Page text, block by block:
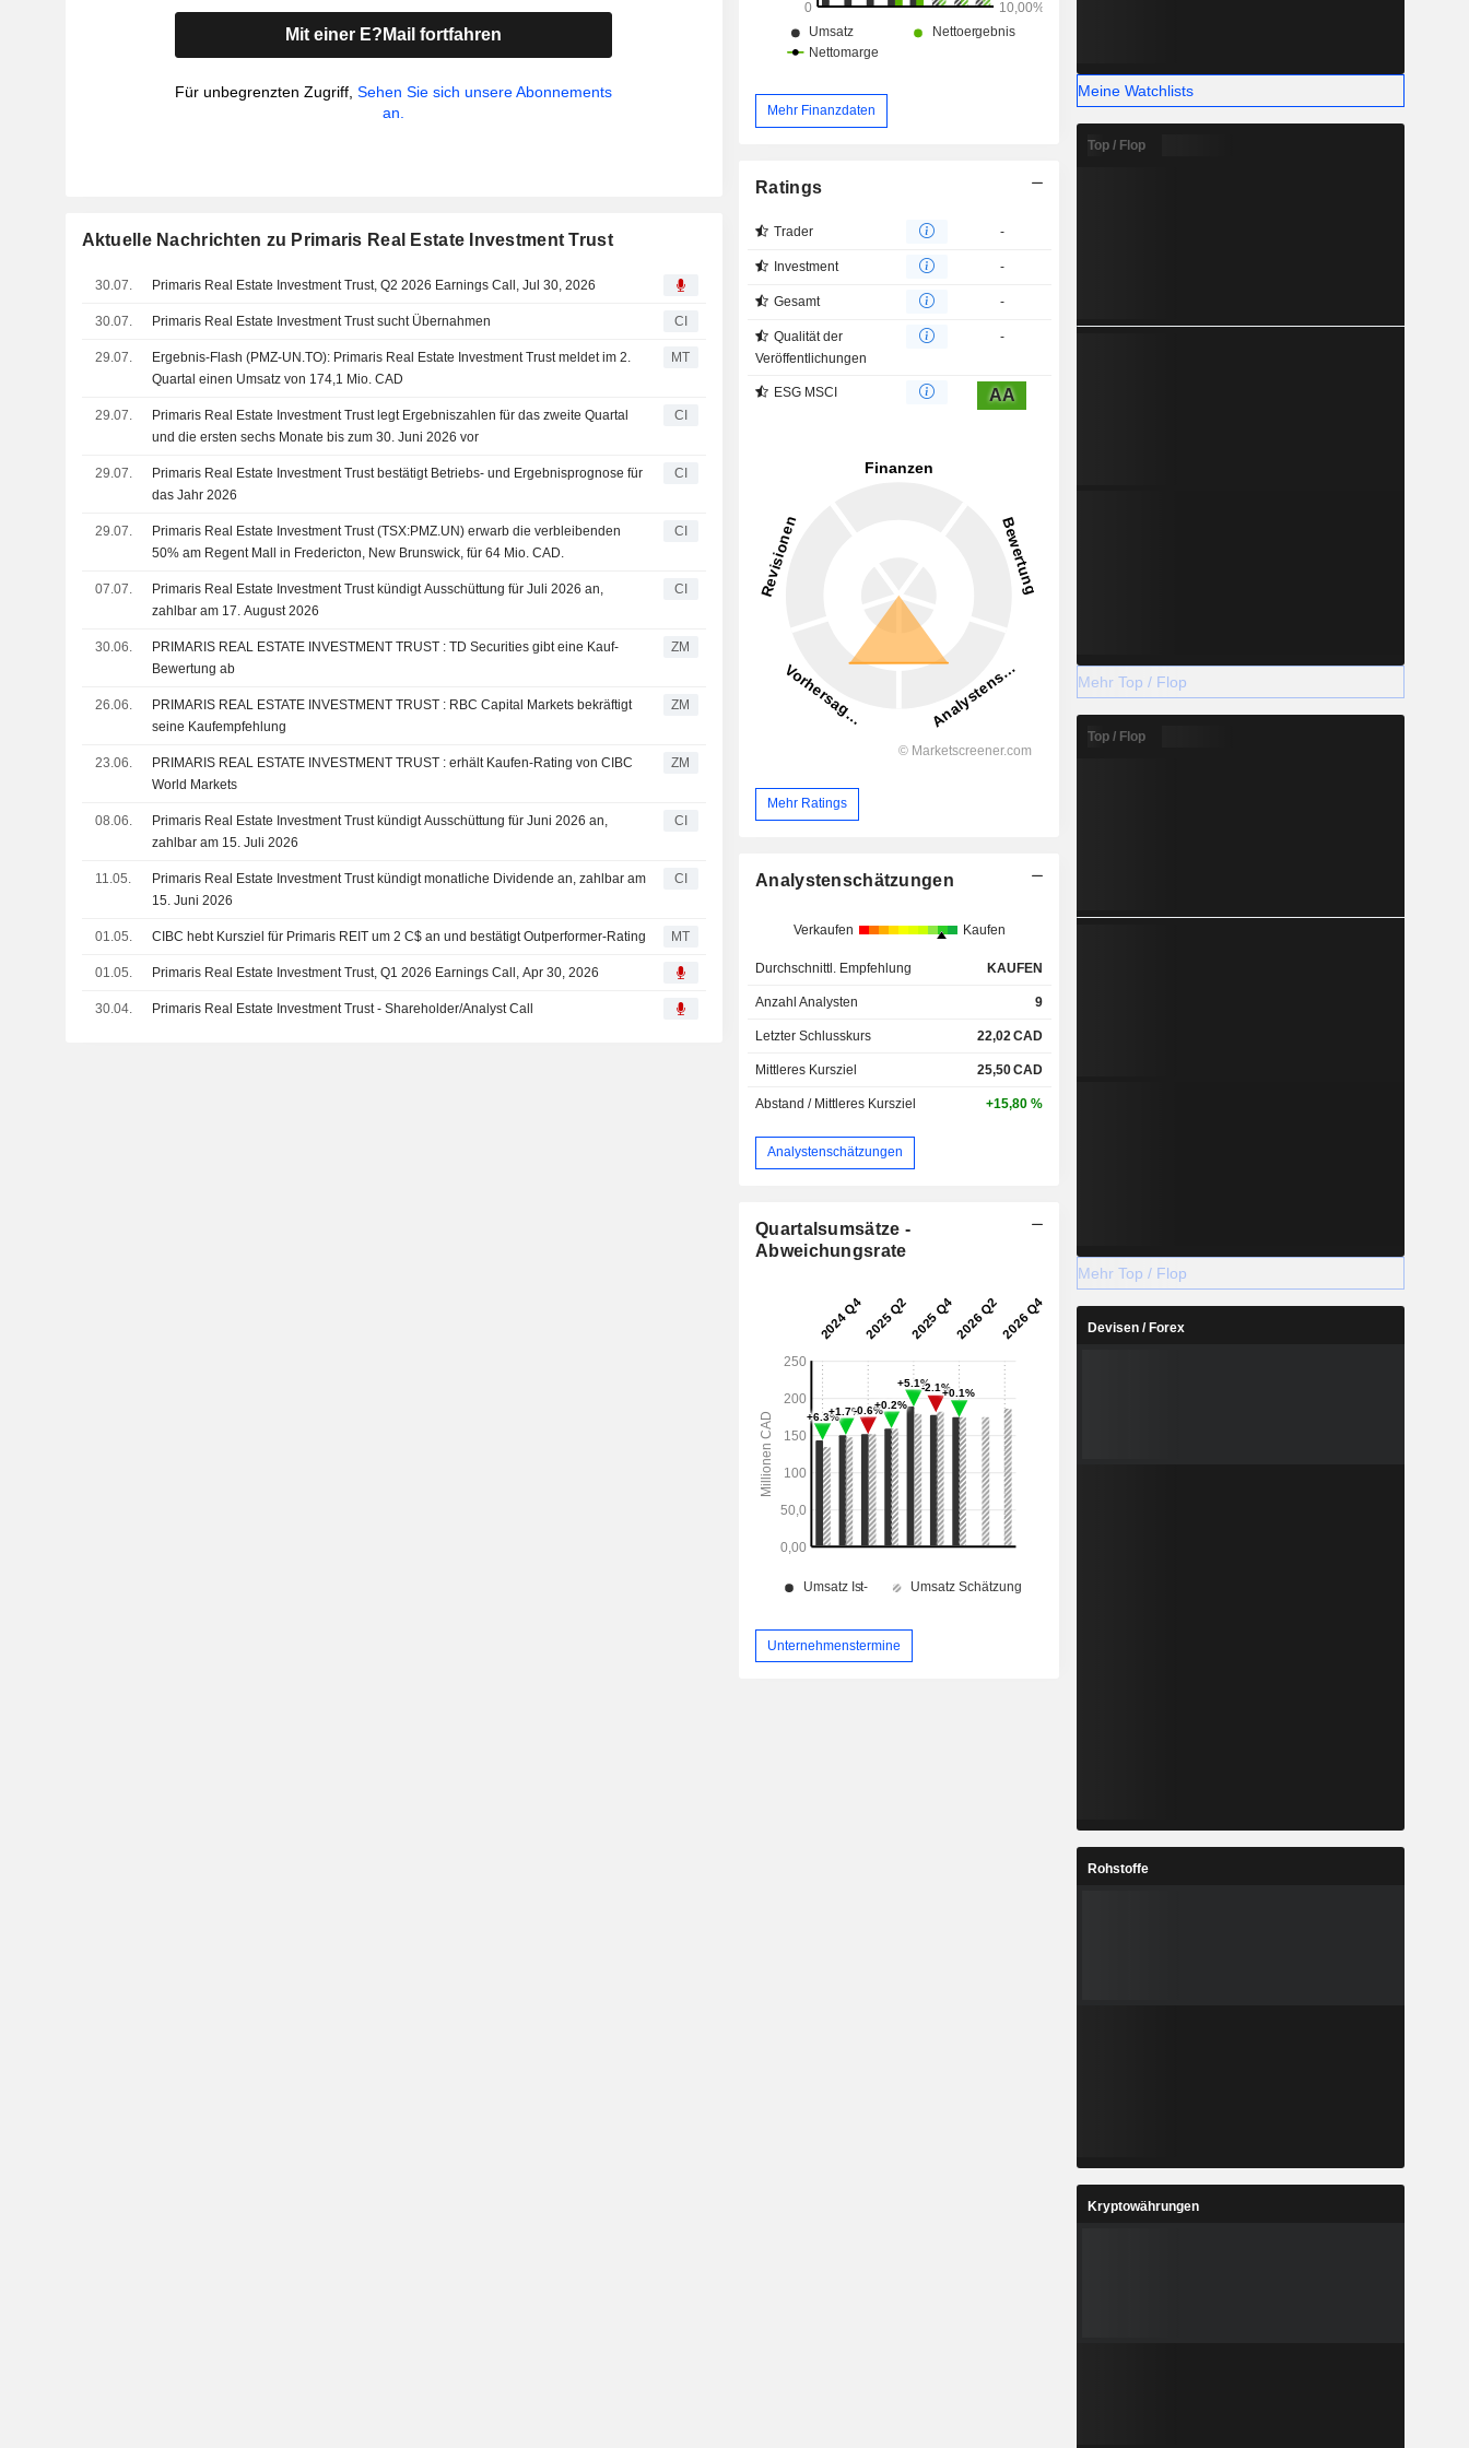
Mit einer E?Mail fortfahren
Für unbegrenzten Zugriff,Sehen Sie sich unsere Abonnements
an.
Aktuelle Nachrichten zu Primaris Real Estate Investment Trust
30.07. Primaris Real Estate Investment Trust, Q2 2026 Earnings Call, Jul 30, 2026
30.07. Primaris Real Estate Investment Trust sucht Übernahmen CI
29.07.
Ergebnis-Flash (PMZ-UN.TO): Primaris Real Estate Investment Trust meldet im 2.
Quartal einen Umsatz von 174,1 Mio. CAD
MT
29.07.
Primaris Real Estate Investment Trust legt Ergebniszahlen für das zweite Quartal
und die ersten sechs Monate bis zum 30. Juni 2026 vor
CI
29.07.
Primaris Real Estate Investment Trust bestätigt Betriebs- und Ergebnisprognose für
das Jahr 2026
CI
29.07.
Primaris Real Estate Investment Trust (TSX:PMZ.UN) erwarb die verbleibenden
50% am Regent Mall in Fredericton, New Brunswick, für 64 Mio. CAD.
CI
07.07.
Primaris Real Estate Investment Trust kündigt Ausschüttung für Juli 2026 an,
zahlbar am 17. August 2026
CI
30.06.
PRIMARIS REAL ESTATE INVESTMENT TRUST : TD Securities gibt eine Kauf-
Bewertung ab
ZM
26.06.
PRIMARIS REAL ESTATE INVESTMENT TRUST : RBC Capital Markets bekräftigt
seine Kaufempfehlung
ZM
23.06.
PRIMARIS REAL ESTATE INVESTMENT TRUST : erhält Kaufen-Rating von CIBC
World Markets
ZM
08.06.
Primaris Real Estate Investment Trust kündigt Ausschüttung für Juni 2026 an,
zahlbar am 15. Juli 2026
CI
11.05.
Primaris Real Estate Investment Trust kündigt monatliche Dividende an, zahlbar am
15. Juni 2026
CI
01.05. CIBC hebt Kursziel für Primaris REIT um 2 C$ an und bestätigt Outperformer-Rating MT
01.05. Primaris Real Estate Investment Trust, Q1 2026 Earnings Call, Apr 30, 2026
30.04. Primaris Real Estate Investment Trust - Shareholder/Analyst Call
Mehr Finanzdaten
Ratings
Trader -
Investment -
Gesamt -
Qualität der
Veröffentlichungen
-
ESG MSCI AA
Mehr Ratings
Analystenschätzungen
Verkaufen Kaufen
Durchschnittl. Empfehlung KAUFEN
Anzahl Analysten 9
Letzter Schlusskurs 22,02 CAD
Mittleres Kursziel 25,50CAD
Abstand / Mittleres Kursziel +15,80 %
Analystenschätzungen
Quartalsumsätze -
Abweichungsrate
Unternehmenstermine
Meine Watchlists
Top / Flop
Mehr Top / Flop
Top / Flop
Mehr Top / Flop
Devisen / Forex
Rohstoffe
Kryptowährungen